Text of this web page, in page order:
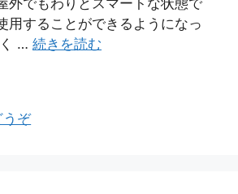
用することができるようになっ
… 続きを読む
うぞ